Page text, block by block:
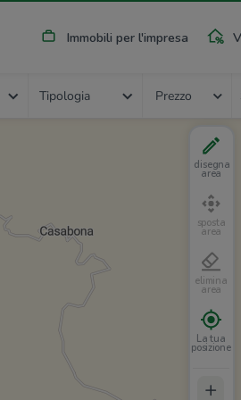
Immobili per l'impresa
Tipologia Prezzo
disegna
area
sposta
area
elimina
area
La tua
posizione
+